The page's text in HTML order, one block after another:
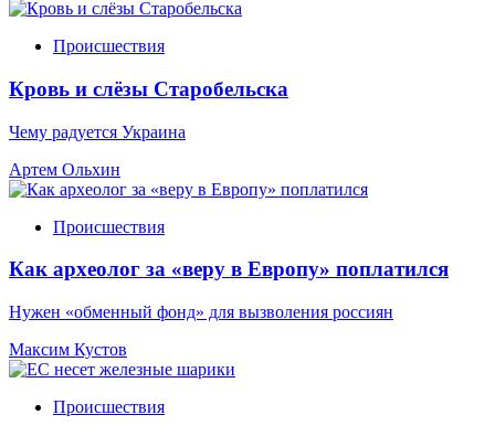
Происшествия
Кровь и слёзы Старобельска
Чему радуется Украина
Артем Ольхин
Происшествия
Как археолог за «веру в Европу» поплатился
Нужен «обменный фонд» для вызволения россиян
Максим Кустов
Происшествия